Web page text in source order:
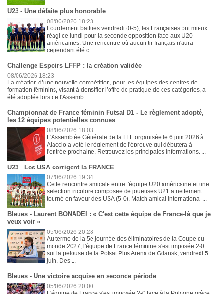
U23 - Une défaite plus honorable
08/06/2026 18:23
Lourdement battues vendredi (0-5), les Françaises ont mieux
réagi ce lundi pour la seconde opposition face aux U20
américaines. Une rencontre où aucun tir français n'aura
cependant été c...
Challenge Espoirs LFFP : la création validée
08/06/2026 18:23
La création d’une nouvelle compétition, pour les équipes des centres de
formation féminins, visant à densifier l’offre de pratique de ces catégories, a
été adoptée lors de l'Assemb...
Championnat de France féminin Futsal D1 - Le règlement adopté,
les 12 équipes potentielles connues
08/06/2026 18:03
L'Assemblée Générale de la FFF organisée le 6 juin 2026 à
Ajaccio a voté le règlement de l'épreuve qui débutera à
l'entrée prochaine. Retrouvez les principales informations. ...
U23 - Les USA corrigent la FRANCE
07/06/2026 19:34
Cette rencontre amicale entre l'équipe U20 américaine et une
sélection tricolore composée de joueuses U21 a nettement
tourné en faveur des USA (5-0). Match amical international ...
Bleues - Laurent BONADEI : « C'est cette équipe de France-là que je
veux voir »
05/06/2026 20:28
Au terme de la 5e journée des éliminatoires de la Coupe du
monde 2027, l'équipe de France féminine s'est imposée 2-0
sur la pelouse de la Polsat Plus Arena de Gdansk, vendredi 5
juin. Des ...
Bleues - Une victoire acquise en seconde période
05/06/2026 20:00